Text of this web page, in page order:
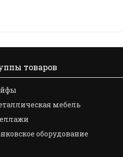
товаров
мебель
оборудование